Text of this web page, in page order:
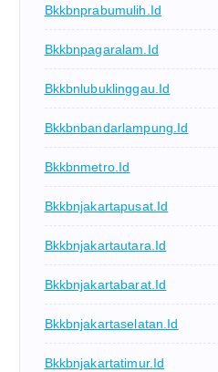
Bkkbnprabumulih.id
Bkkbnpagaralam.id
Bkkbnlubuklinggau.id
Bkkbnbandarlampung.id
Bkkbnmetro.id
Bkkbnjakartapusat.id
Bkkbnjakartautara.id
Bkkbnjakartabarat.id
Bkkbnjakartaselatan.id
Bkkbnjakartatimur.id